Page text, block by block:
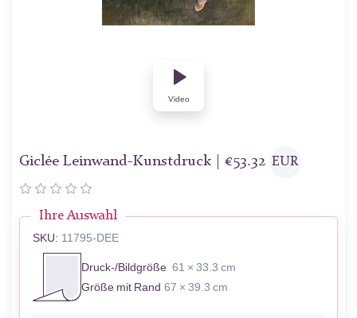
Video
Giclée Leinwand-Kunstdruck | €53.32 EUR
Ihre Auswahl
SKU: 11795-DEE
Druck-/Bildgröße 61 × 33.3 cm
Größe mit Rand 67 × 39.3 cm